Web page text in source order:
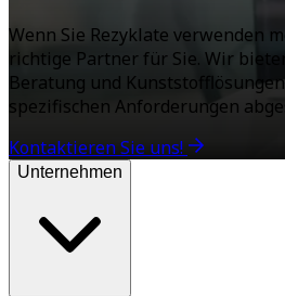
Wenn Sie Rezyklate verwenden
richtige Partner für Sie. Wir
Beratung und
spezifischen Anforderungen
Kontaktieren Sie uns!
Unternehmen